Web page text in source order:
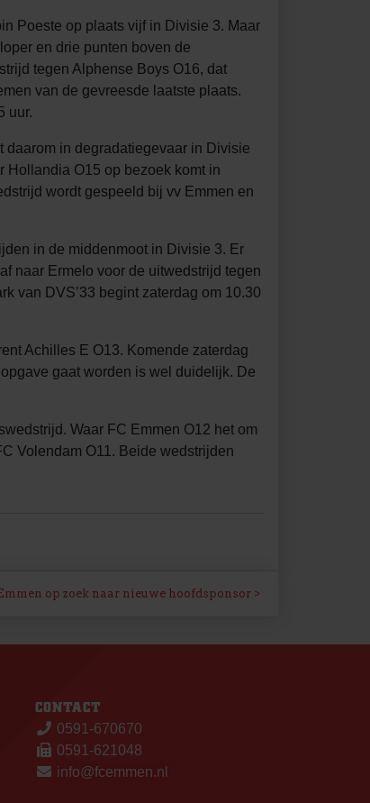
Poeste op plaats vijf in Divisie 3. Maar
en drie punten boven de
tegen Alphense Boys O16, dat
van de gevreesde laatste plaats.
uur.
in degradatiegevaar in Divisie
Hollandia O15 op bezoek komt in
wordt gespeeld bij vv Emmen en
in de middenmoot in Divisie 3. Er
naar Ermelo voor de uitwedstrijd tegen
van DVS’33 begint zaterdag om 10.30
Achilles E O13. Komende zaterdag
gaat worden is wel duidelijk. De
Waar FC Emmen O12 het om
Volendam O11. Beide wedstrijden
op zoek naar nieuwe hoofdsponsor
CONTACT
0591-670670
0591-621048
info@fcemmen.nl